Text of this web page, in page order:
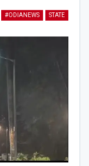
#ODIANEWS STATE